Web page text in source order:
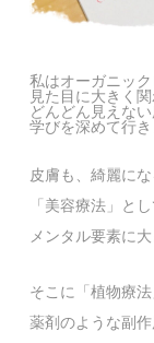
私はオーガニッ
見た目に大きく
どんどん見えな
学びを深めて行き
皮膚も、綺麗に
「美容療法」とし
メンタル要素に
そこに「植物療
薬剤のような副